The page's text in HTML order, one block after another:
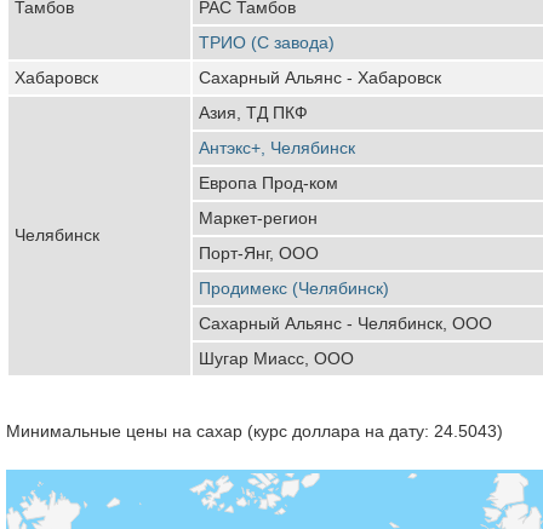
Тамбов
РАС Тамбов
ТРИО (С завода)
Хабаровск
Сахарный Альянс - Хабаровск
Челябинск
Азия, ТД ПКФ
Антэкс+, Челябинск
Европа Прод-ком
Маркет-регион
Порт-Янг, ООО
Продимекс (Челябинск)
Сахарный Альянс - Челябинск, ООО
Шугар Миасс, ООО
Минимальные цены на сахар (курс доллара на дату: 24.5043)